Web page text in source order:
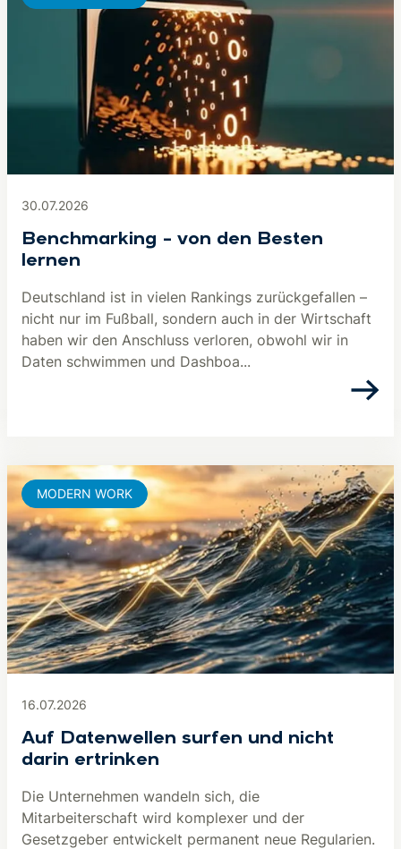
30.07.2026
Benchmarking – von den Besten
lernen
Deutschland ist in vielen Rankings zurückgefallen –
nicht nur im Fußball, sondern auch in der Wirtschaft
haben wir den Anschluss verloren, obwohl wir in
Daten schwimmen und Dashboa...
16.07.2026
Auf Datenwellen surfen und nicht
darin ertrinken
Die Unternehmen wandeln sich, die
Mitarbeiterschaft wird komplexer und der
Gesetzgeber entwickelt permanent neue Regularien.
MODERN WORK